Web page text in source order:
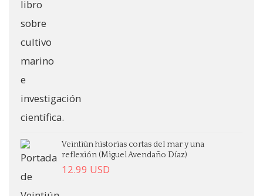
Veintiún historias cortas del mar y una
reflexión (Miguel Avendaño Díaz)
12.99 USD